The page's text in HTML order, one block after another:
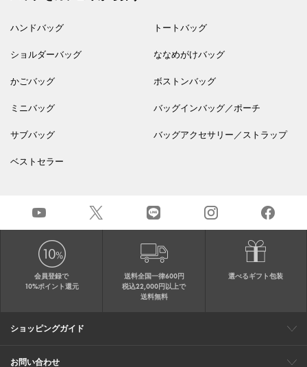
ハンドバッグ トートバッグ
ショルダーバッグ ななめがけバッグ
かごバッグ ボストンバッグ
ミニバッグ バッグインバッグ／ポーチ
サブバッグ バッグアクセサリー／ストラップ
ベストセラー
会員登録で
10%ポイント還元
送料全国一律600円
税込22,000円以上で
送料無料
選べるギフト包装
ショッピングガイド
会員特典
ご購入・配送について
返品について
ギフト包装
FAQ
サイトマップ
お問い合わせ